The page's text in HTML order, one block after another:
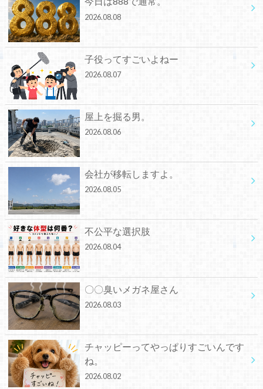
2026.08.08
子役ってすごいよねー
2026.08.07
屋上を掘る男。
2026.08.06
会社が移転しますよ。
2026.08.05
不公平な選択肢
2026.08.04
〇〇臭いメガネ屋さん
2026.08.03
チャッピーってやっぱりすごいんです
ね。
2026.08.02